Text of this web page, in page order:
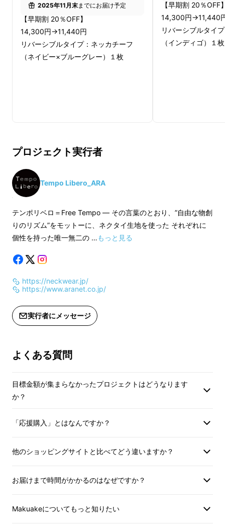
ネッカチーフについて皆さんはどんなイメージ
けれど、結び方や服との合わせ方が難しそう
で、おしゃれ上級者限定のジャンルとあきらめ
にトライできるネッカチーフを作りたいという
パーティーなど華やかなシーンのドレスアップ
が、じつはネッカチーフは、どんなスタイルに
ることができる便利なアイテム。ビジネスの
ノータイスタイルはもちろん、白Ｔシャツ＋デ
ネッカチーフがあるだけでぐっと垢抜けた雰囲
テムです。最近はジャケットにＴシャツや丸首
ネッカチーフがあればジャケット襟裏の皮脂汚
2025年11月末までにお届け予定
【早期割 20％OFF】
14,300円→11,440円
リバーシブルタイプ：ネッカチーフ
（ネイビー×ブルーグレー）１枚
【早期割 20％OFF
14,300円→11,440
リバーシブルタイ
（インディゴ）１枚
プロジェクト実行者
Tempo Libero_ARA
テンポリベロ＝Free Tempo ― その言葉のとおり、”自由な物創
りのリズム”をモットーに、ネクタイ生地を使った それぞれに
個性を持った唯一無二の …もっと見る
https://neckwear.jp/
https://www.aranet.co.jp/
実行者にメッセージ
よくある質問
目標金額が集まらなかったプロジェクトはどうなります
か？
「応援購入」とはなんですか？
他のショッピングサイトと比べてどう違いますか？
お届けまで時間がかかるのはなぜですか？
Makuakeについてもっと知りたい